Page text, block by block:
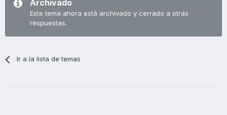
Archivado
Este tema ahora está archivado y cerrado a otras
respuestas.
Ir a la lista de temas